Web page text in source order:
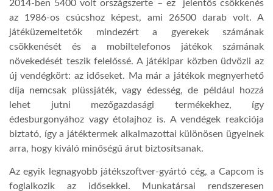
2014-ben 5400 volt országszerte – ez jelentős csökkenés
az 1986-os csúcshoz képest, ami 26500 darab volt. A
játéküzemeltetők mindezért a gyerekek számának
csökkenését és a mobiltelefonos játékok számának
növekedését teszik felelőssé.A játékipar közben üdvözli az
új vendégkört: az időseket. Ma már a játékok megnyerhető
díja nemcsak plüssjáték, vagy édesség, de például hozzá
lehet jutni mezőgazdasági termékekhez, így
édesburgonyához vagy étolajhoz is. A vendégek reakciója
biztató, így a játéktermek alkalmazottai különösen ügyelnek
arra, hogy kiváló minőségű árut biztosítsanak.
Az egyik legnagyobb játékszoftver-gyártó cég, a Capcom is
foglalkozik az idősekkel. Munkatársai rendszeresen